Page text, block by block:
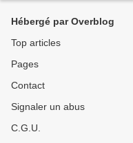
Hébergé par Overblog
Top articles
Pages
Contact
Signaler un abus
C.G.U.